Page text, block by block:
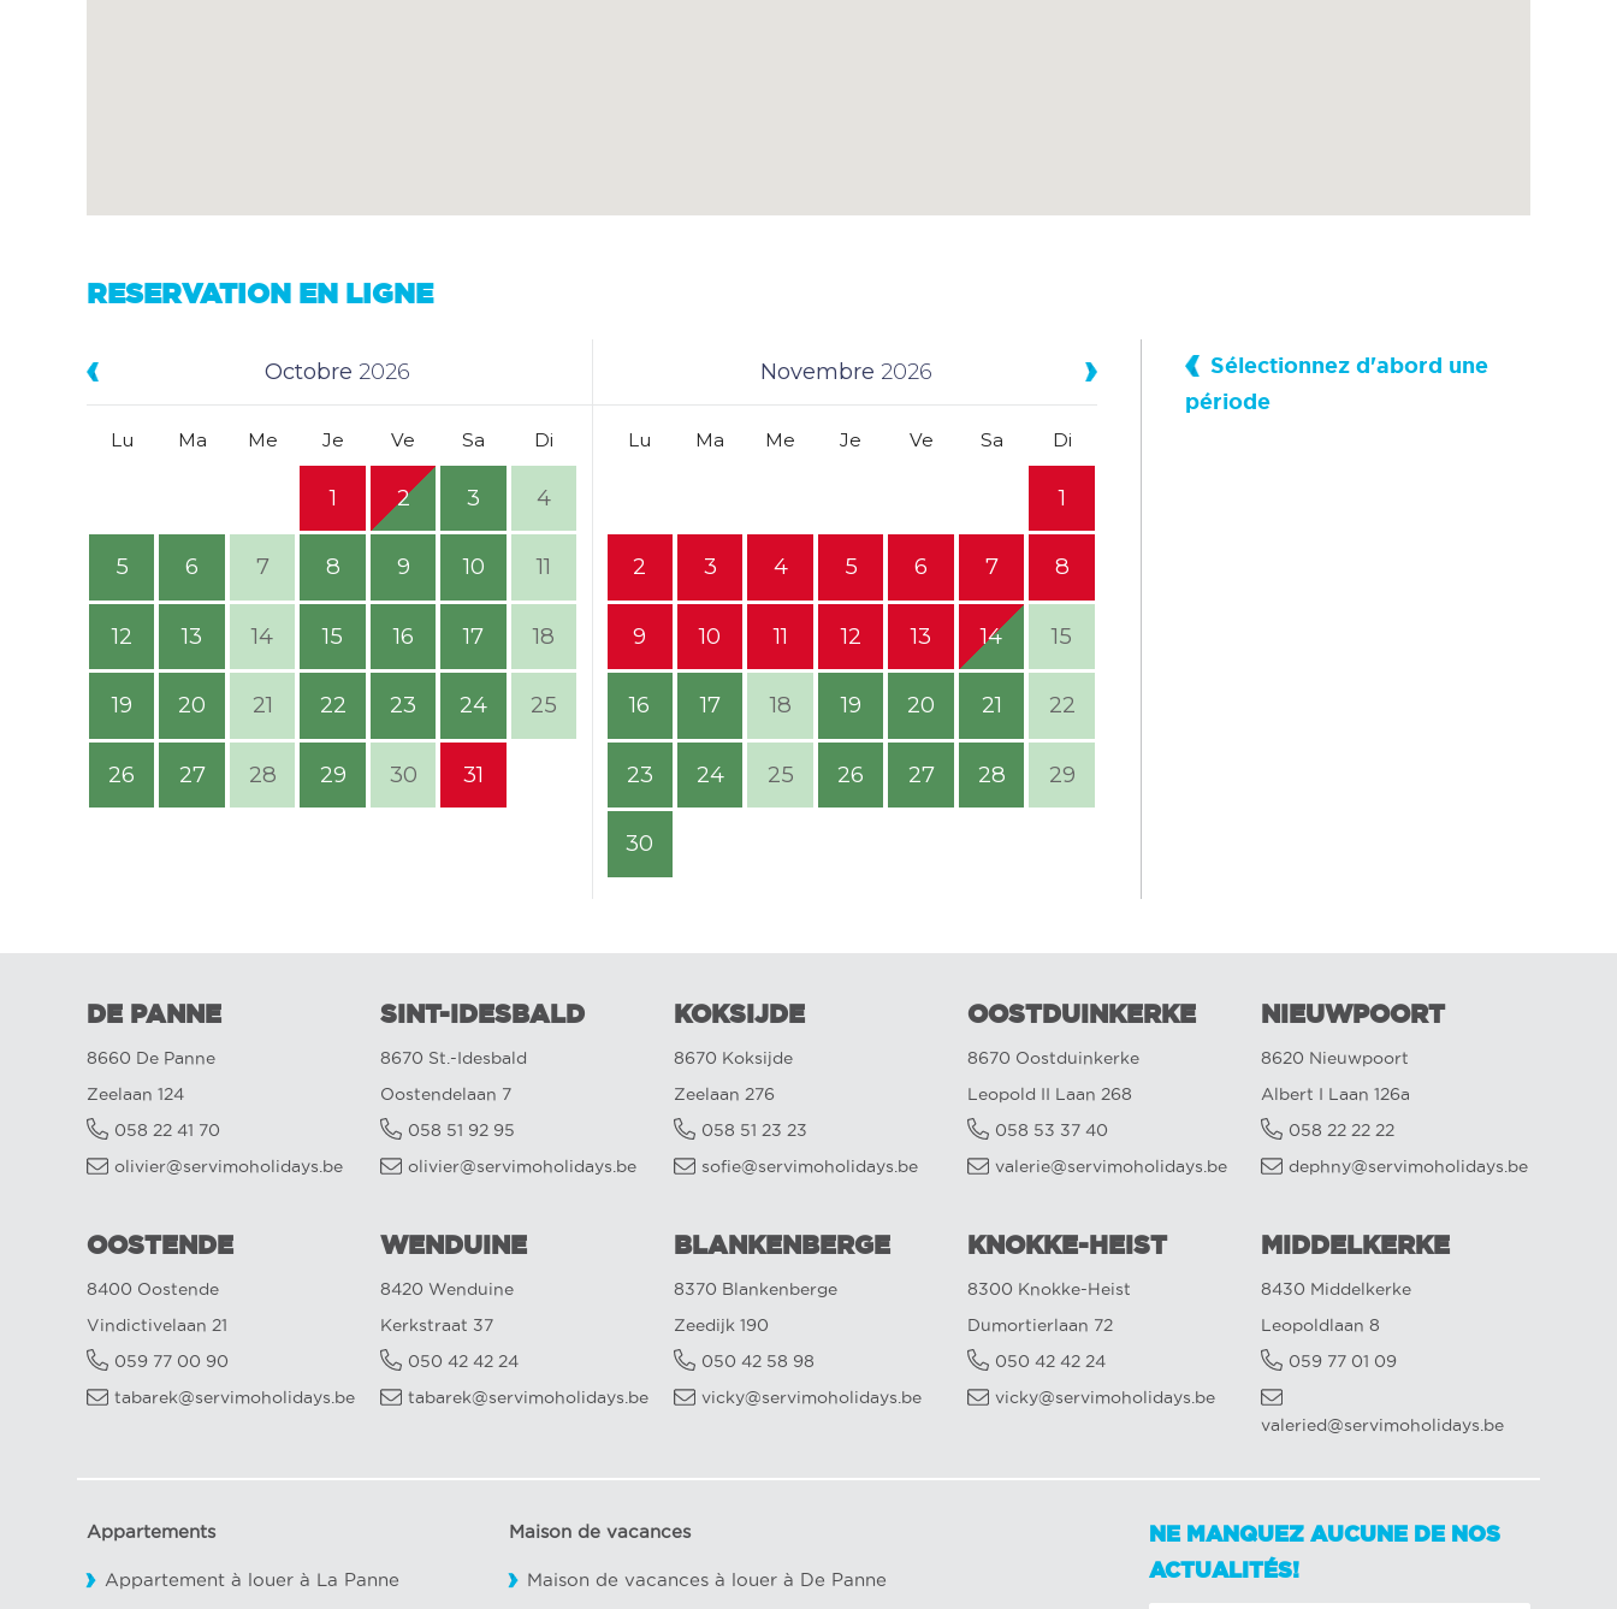
RESERVATION EN LIGNE
Octobre 2026
Lu Ma Me Je Ve Sa Di
1 2 3 4
5 6 7 8 9 10 11
12 13 14 15 16 17 18
19 20 21 22 23 24 25
26 27 28 29 30 31
Novembre 2026
Lu Ma Me Je Ve Sa Di
1
2 3 4 5 6 7 8
9 10 11 12 13 14 15
16 17 18 19 20 21 22
23 24 25 26 27 28 29
30
Sélectionnez d'abord une
période
DE PANNE
8660 De Panne
Zeelaan 124
058 22 41 70
olivier@servimoholidays.be
SINT-IDESBALD
8670 St.-Idesbald
Oostendelaan 7
058 51 92 95
olivier@servimoholidays.be
KOKSIJDE
8670 Koksijde
Zeelaan 276
058 51 23 23
sofie@servimoholidays.be
OOSTDUINKERKE
8670 Oostduinkerke
Leopold II Laan 268
058 53 37 40
valerie@servimoholidays.be
NIEUWPOORT
8620 Nieuwpoort
Albert I Laan 126a
058 22 22 22
dephny@servimoholidays.be
OOSTENDE
8400 Oostende
Vindictivelaan 21
059 77 00 90
tabarek@servimoholidays.be
WENDUINE
8420 Wenduine
Kerkstraat 37
050 42 42 24
tabarek@servimoholidays.be
BLANKENBERGE
8370 Blankenberge
Zeedijk 190
050 42 58 98
vicky@servimoholidays.be
KNOKKE-HEIST
8300 Knokke-Heist
Dumortierlaan 72
050 42 42 24
vicky@servimoholidays.be
MIDDELKERKE
8430 Middelkerke
Leopoldlaan 8
059 77 01 09
valeried@servimoholidays.be
Appartements
Appartement à louer à La Panne
Maison de vacances
Maison de vacances à louer à De Panne
NE MANQUEZ AUCUNE DE NOS
ACTUALITÉS!